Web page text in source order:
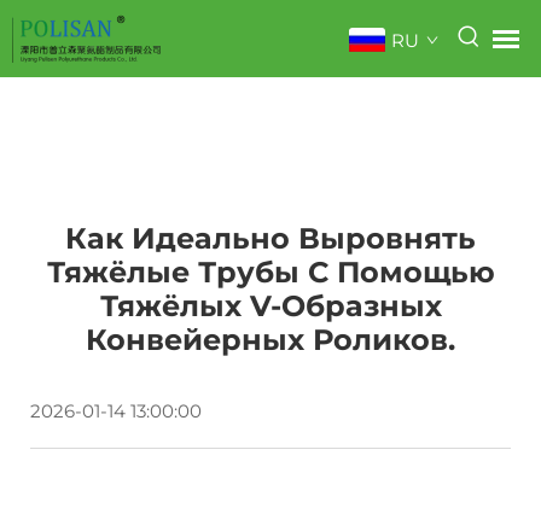
RU
Как Идеально Выровнять
Тяжёлые Трубы С Помощью
Тяжёлых V-Образных
Конвейерных Роликов.
2026-01-14 13:00:00